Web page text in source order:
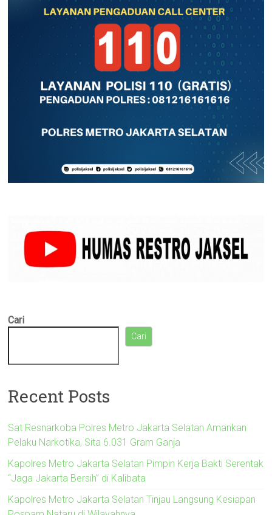
Cari
Cari
Recent Posts
Sat Resnarkoba Polres Metro Jakarta Selatan Amankan
Pelaku Narkotika, Sita 6.031 Gram Ganja
Kapolres Metro Jakarta Selatan Pimpin Kerja Bakti Serentak
“Jaga Jakarta Bersih” di Kalibata
Kapolres Metro Jakarta Selatan Tinjau Langsung Kesiapan